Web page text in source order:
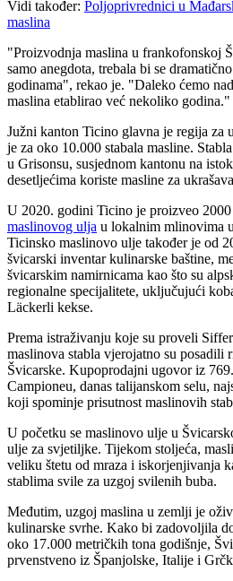
Vidi također: Poljoprivrednici u
maslina
"Proizvodnja maslina u frankofonskoj
samo anegdota, trebala bi se
godinama", rekao je. "Daleko ćemo
maslina etablirao već nekoliko godina."
Južni kanton Ticino glavna je regija za
je za oko 10.000 stabala masline.
u Grisonsu, susjednom kantonu na
desetljećima koriste masline za
U 2020. godini Ticino je proizveo 2000
maslinovog ulja u lokalnim mlinovima
Ticinsko maslinovo ulje također je od
švicarski inventar kulinarske baštine,
švicarskim namirnicama kao što su
regionalne specijalitete, uključujući
Läckerli kekse.
Prema istraživanju koje su proveli
maslinova stabla vjerojatno su posadili
Švicarske. Kupoprodajni ugovor iz
Campioneu, danas talijanskom selu,
koji spominje prisutnost maslinovih
U početku se maslinovo ulje u
ulje za svjetiljke. Tijekom stoljeća,
veliku štetu od mraza i iskorjenjivanja
stablima svile za uzgoj svilenih buba.
Međutim, uzgoj maslina u zemlji je
kulinarske svrhe. Kako bi zadovoljila
oko 17.000 metričkih tona godišnje,
prvenstveno iz Španjolske, Italije i